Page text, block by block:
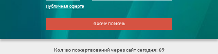
Публичная оферта
Я ХОЧУ ПОМОЧЬ
Кол-во пожертвований через сайт сегодня: 69